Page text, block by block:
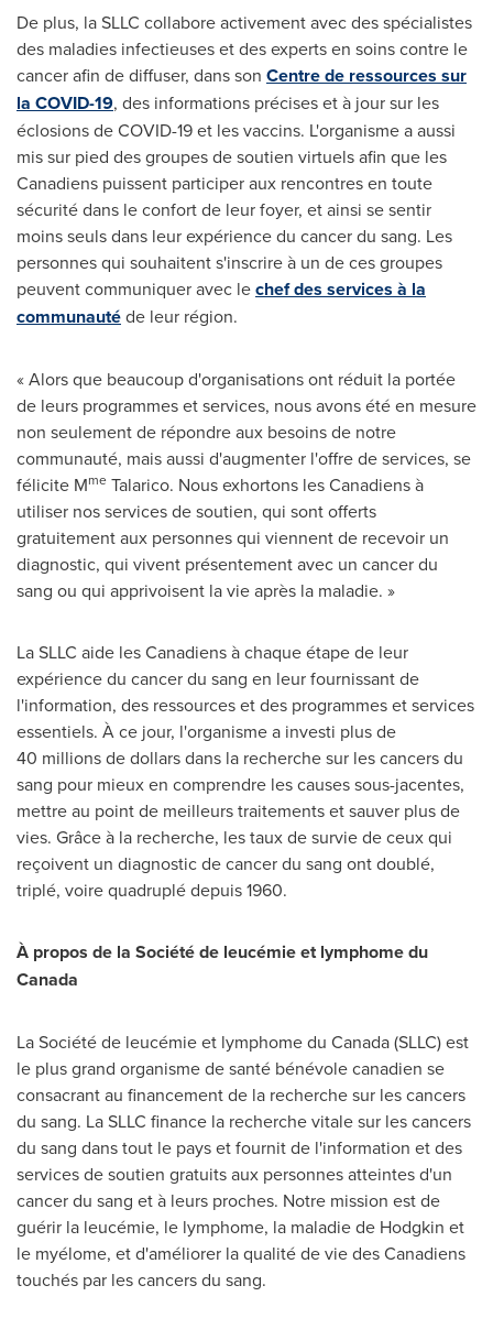
De plus, la SLLC collabore activement avec des spécialistes
des maladies infectieuses et des experts en soins contre le
cancer afin de diffuser, dans son Centre de ressources sur
la COVID-19, des informations précises et à jour sur les
éclosions de COVID-19 et les vaccins. L'organisme a aussi
mis sur pied des groupes de soutien virtuels afin que les
Canadiens puissent participer aux rencontres en toute
sécurité dans le confort de leur foyer, et ainsi se sentir
moins seuls dans leur expérience du cancer du sang. Les
personnes qui souhaitent s'inscrire à un de ces groupes
peuvent communiquer avec lechef des services à la
communautéde leur région.
« Alors que beaucoup d'organisations ont réduit la portée
de leurs programmes et services, nous avons été en mesure
non seulement de répondre aux besoins de notre
communauté, mais aussi d'augmenter l'offre de services, se
félicite Mme Talarico. Nous exhortons les Canadiens à
utiliser nos services de soutien, qui sont offerts
gratuitement aux personnes qui viennent de recevoir un
diagnostic, qui vivent présentement avec un cancer du
sang ou qui apprivoisent la vie après la maladie. »
La SLLC aide les Canadiens à chaque étape de leur
expérience du cancer du sang en leur fournissant de
l'information, des ressources et des programmes et services
essentiels. À ce jour, l'organisme a investi plus de
40 millions de dollars dans la recherche sur les cancers du
sang pour mieux en comprendre les causes sous-jacentes,
mettre au point de meilleurs traitements et sauver plus de
vies. Grâce à la recherche, les taux de survie de ceux qui
reçoivent un diagnostic de cancer du sang ont doublé,
triplé, voire quadruplé depuis 1960.
À propos de la Société de leucémie et lymphome du
Canada
La Société de leucémie et lymphome du Canada(SLLC) est
le plus grand organisme de santé bénévole canadien se
consacrant au financement de la recherche sur les cancers
du sang. La SLLC finance la recherche vitale sur les cancers
du sang dans tout le pays et fournit de l'information et des
services de soutien gratuits aux personnes atteintes d'un
cancer du sang et à leurs proches. Notre mission est de
guérir la leucémie, le lymphome, la maladie de Hodgkin et
le myélome, et d'améliorer la qualité de vie des Canadiens
touchés par les cancers du sang.